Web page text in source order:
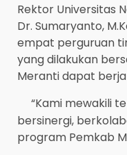
Rektor Universitas
Dr. Sumaryanto,
empat perguruan
yang dilakukan
Meranti dapat
“Kami mewakili
bersinergi,
program Pemkab